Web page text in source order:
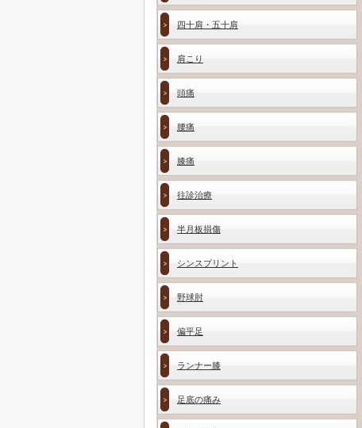
四十肩・五十肩
肩こり
頭痛
腰痛
膝痛
往診治療
半月板損傷
シンスプリント
野球肘
偏平足
ランナー膝
足底の痛み